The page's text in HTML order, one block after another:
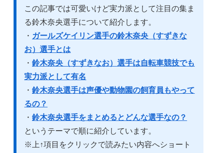
この記事では可愛いけど実力派として注目の集ま
る鈴木奈央選手について紹介します。
・ ガールズケイリン選手の鈴木奈央（すずきな
お）選手とは
・鈴木奈央（すずきなお）選手は自転車競技でも
実力派として有名
・鈴木奈央選手は声優や動物園の飼育員もやって
るの？
・鈴木奈央選手をまとめるとどんな選手なの？
というテーマで順に紹介しています。
※上↑項目をクリックで読みたい内容へショート